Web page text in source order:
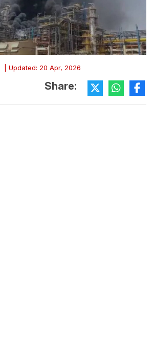
| Updated: 20 Apr, 2026
Share: